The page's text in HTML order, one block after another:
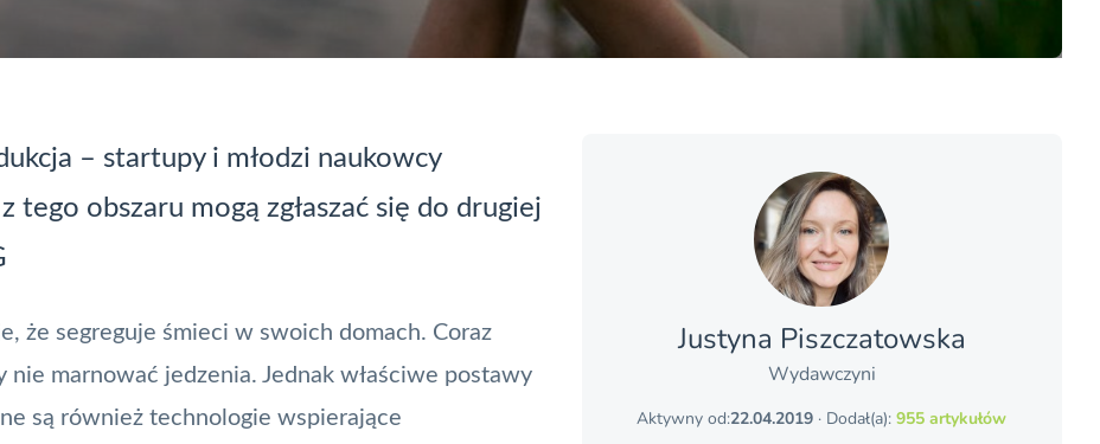
– startupy i młodzi naukowcy
obszaru mogą zgłaszać się do drugiej
że segreguje śmieci w swoich domach. Coraz
marnować jedzenia. Jednak właściwe postawy
są również technologie wspierające
Justyna Piszczatowska
Wydawczyni
Aktywny od:22.04.2019 · Dodał(a):955 artykułów